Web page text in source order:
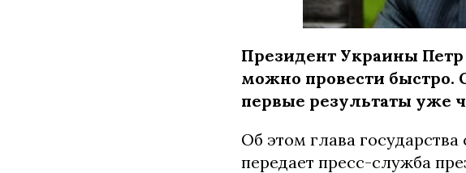
Президент Украины
можно провести быстро.
первые результаты уже
Об этом глава
передает пресс-служба